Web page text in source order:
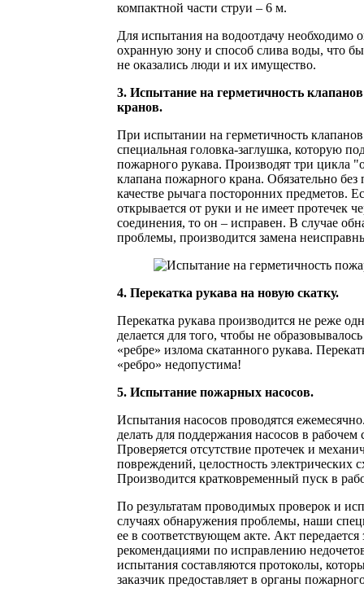
компактной части струи – 6 м.
Для испытания на водоотдачу необходимо
охранную зону и способ слива воды, что
не оказались люди и их имущество.
3. Испытание на герметичность
кранов.
При испытании на герметичность
специальная головка-заглушка, которую
пожарного рукава. Производят три цикла
клапана пожарного крана. Обязательно
качестве рычага посторонних предметов.
открывается от руки и не имеет протечек
соединения, то он – исправен. В случае
проблемы, производится замена
4. Перекатка рукава на новую скатку.
Перекатка рукава производится не реже
делается для того, чтобы не
«ребре» излома скатанного рукава.
«ребро» недопустима!
5. Испытание пожарных насосов.
Испытания насосов проводятся
делать для поддержания насосов в рабочем
Проверяется отсутствие протечек и
повреждений, целостность электрических
Производится кратковременный пуск в
По результатам проводимых проверок и
случаях обнаружения проблемы, наши
ее в соответствующем акте. Акт передается
рекомендациями по исправлению
испытания составляются протоколы,
заказчик предоставляет в органы